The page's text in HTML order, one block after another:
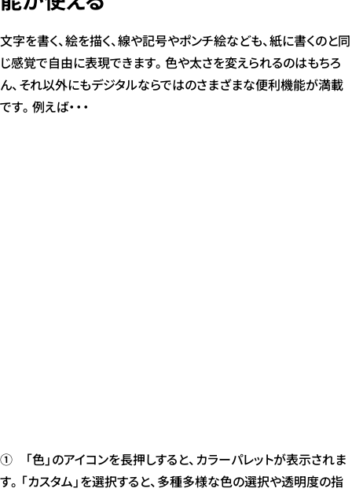
文字を書く、絵を描く、線や記号やポンチ絵なども、紙に書くのと同
じ感覚で自由に表現できます。色や太さを変えられるのはもちろ
ん、それ以外にもデジタルならではのさまざまな便利機能が満載
です。例えば・・・
① 「色」のアイコンを長押しすると、カラーパレットが表示されま
す。「カスタム」を選択すると、多種多様な色の選択や透明度の指